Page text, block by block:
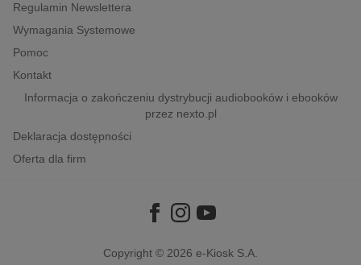
popularno-naukowe
historia
Regulamin Newslettera
Wymagania Systemowe
Pomoc
Kontakt
Informacja o zakończeniu dystrybucji audiobooków i ebooków
przez nexto.pl
Deklaracja dostępności
Oferta dla firm
Copyright © 2026 e-Kiosk S.A.